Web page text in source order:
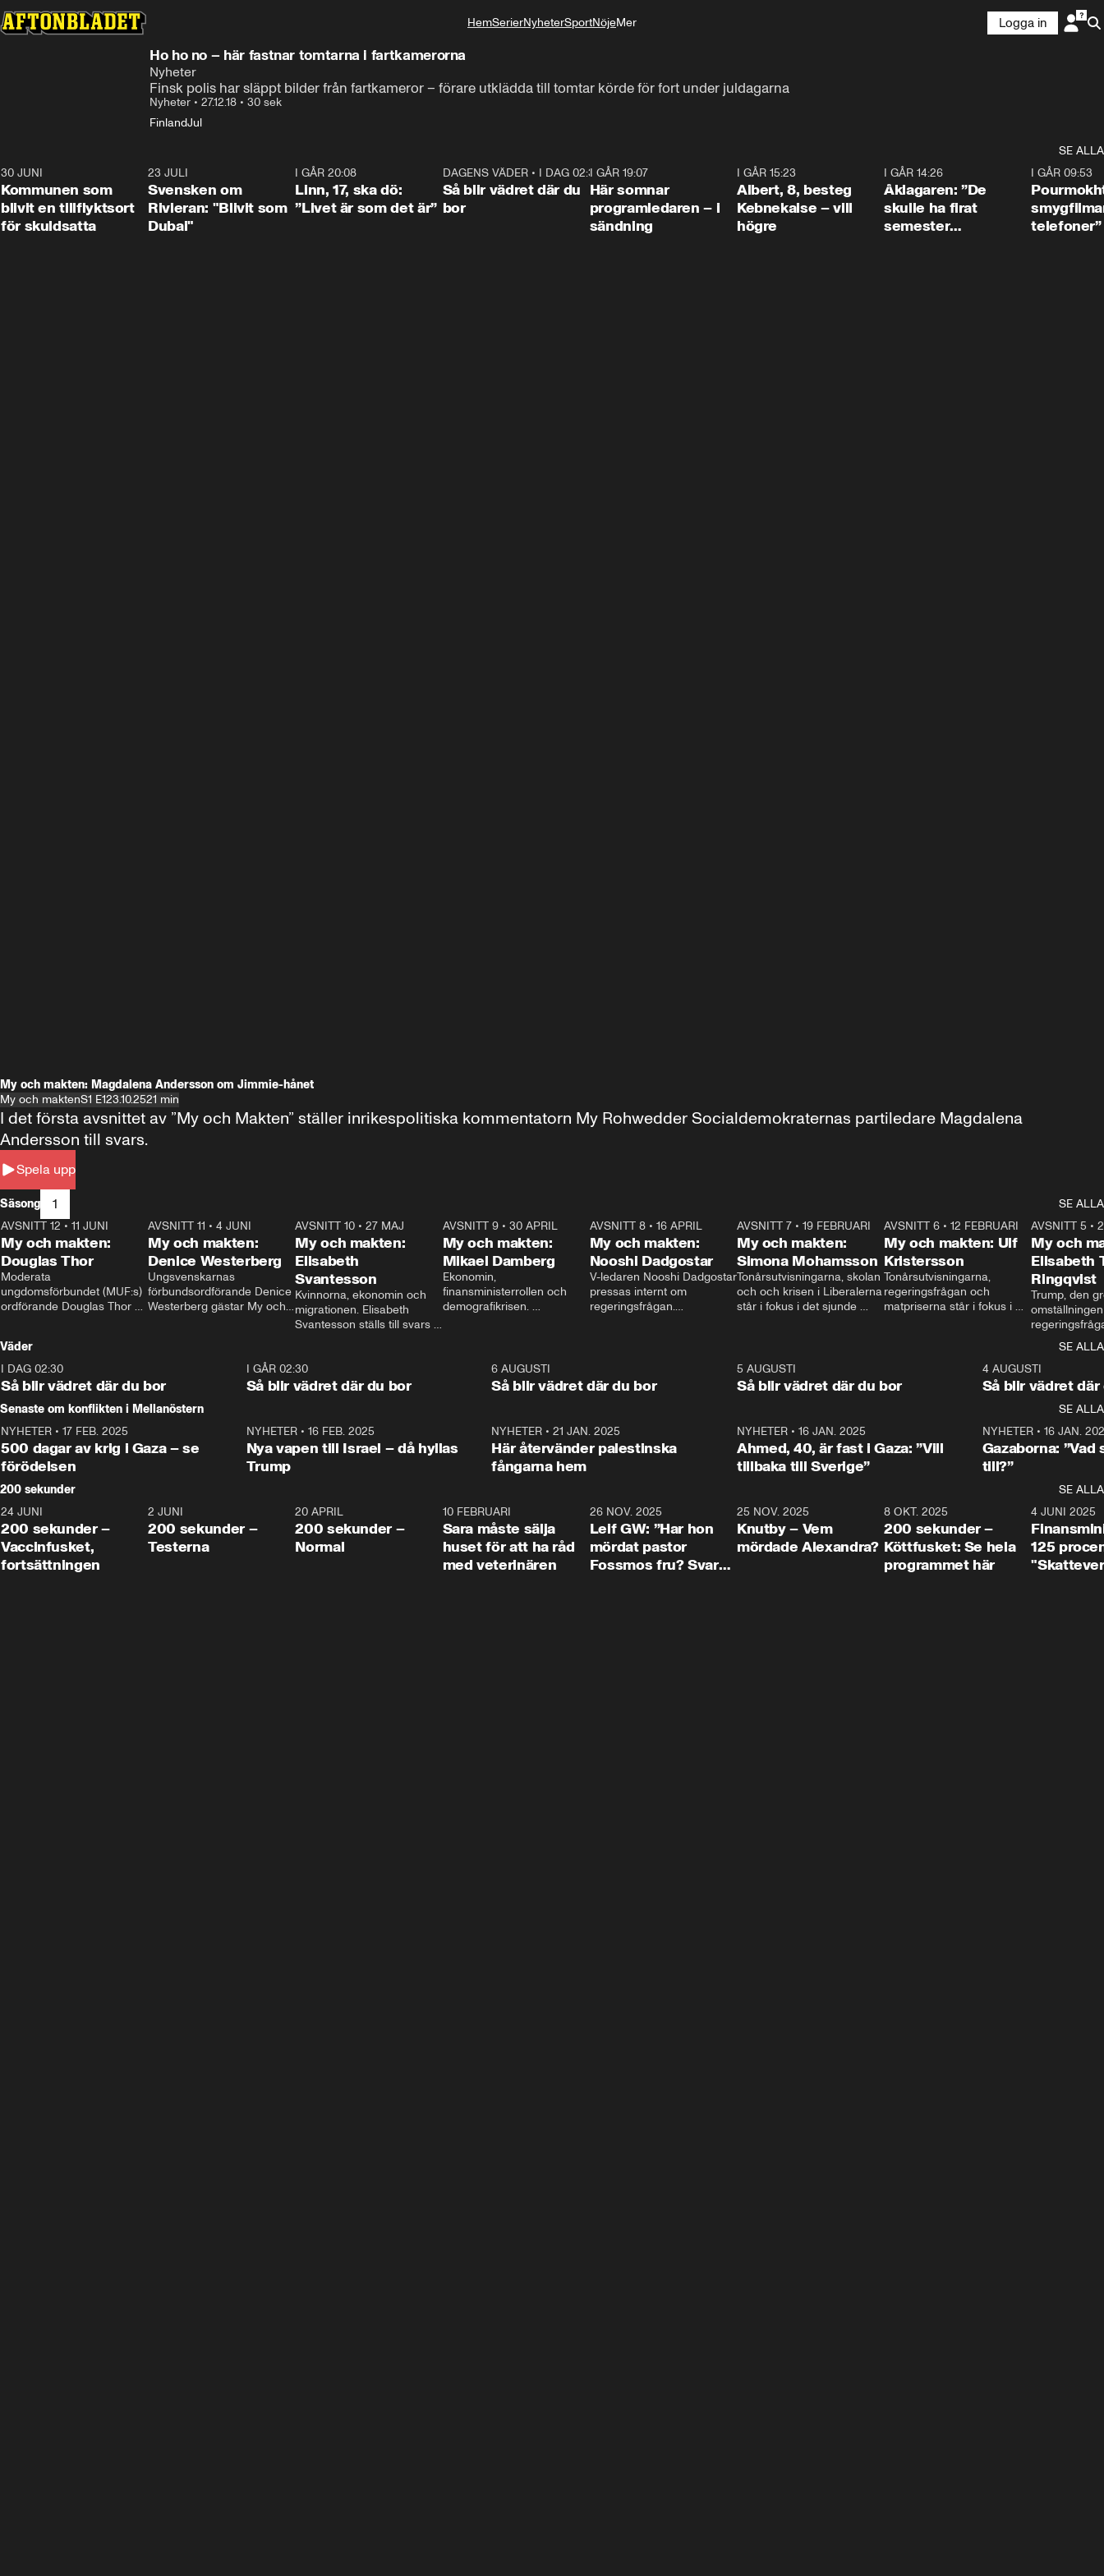
HemSerierNyheterSportNöjeMer
Logga in
Ho ho no – här fastnar tomtarna i fartkamerorna
Nyheter
Finsk polis har släppt bilder från fartkameror – förare utklädda till tomtar körde för fort under juldagarna
Nyheter • 27.12.18 • 30 sek
FinlandJul
SE ALLA
1:24
30 JUNI
Kommunen som
blivit en tillflyktsort
för skuldsatta
23 JULI
Svensken om
Rivieran: "Blivit som
Dubai"
I GÅR 20:08
Linn, 17, ska dö:
”Livet är som det är”
1:06
DAGENS VÄDER• I DAG 02:30
Så blir vädret där du
bor
I GÅR 19:07
Här somnar
programledaren – i
sändning
I GÅR 15:23
Albert, 8, besteg
Kebnekaise – vill
högre
I GÅR 14:26
Åklagaren: ”De
skulle ha firat
semester
I GÅR 09:53
telefoner”
My och makten: Magdalena Andersson om Jimmie-hånet
My och maktenS1 E123.10.2521 min
Spela upp
I det första avsnittet av ”My och Makten” ställer inrikespolitiska kommentatorn My Rohwedder Socialdemokraternas partiledare Magdalena
Andersson till svars.
Säsong 1
SE ALLA
26:27
AVSNITT 12 • 11 JUNI
My och makten:
Douglas Thor
Moderata
ungdomsförbundet (MUF:s)
ordförande Douglas Thor
tonårsutvisningarna och hur
Moderaterna ska locka
väljare till valet i höst.
23:40
AVSNITT 11 •4 JUNI
My och makten:
Denice Westerberg
Ungsvenskarnas
förbundsordförande Denice
Westerberg gästar My och
AVSNITT 10 •27 MAJ
My och makten:
Elisabeth
Svantesson
Kvinnorna, ekonomin och
migrationen. Elisabeth
Svantesson ställs till svars
AVSNITT 9• 30 APRIL
My och makten:
Mikael Damberg
Ekonomin,
finansministerrollen och
demografikrisen.
och Makten.
AVSNITT 8• 16 APRIL
My och makten:
Nooshi Dadgostar
V-ledaren Nooshi Dadgostar
pressas internt om
regeringsfrågan.
– Vi ställer upp i val. Ska vi
vara med så sitter vi förstås
24:30
AVSNITT 7• 19 FEBRUARI
My och makten:
Simona Mohamsson
Tonårsutvisningarna, skolan
och och krisen i Liberalerna
står i fokus i det sjunde
kommentator My
Rohwedder ställer
utbildnings- och
Mohamsson till svars.
27:30
AVSNITT 6 •12 FEBRUARI
My och makten: Ulf
Kristersson
Tonårsutvisningarna,
regeringsfrågan och
matpriserna står i fokus i
Rohwedder ställer
statsminister Ulf Kristersson
AVSNITT 5 •
My och
Elisabeth
Ringqvist
Trump, den
centrum i
avsnittet av
Makten”. Se
Aftonbladets
Rohwedder
Thand Ring
Väder
SE ALLA
I DAG 02:30
Så blir vädret där du bor
1:06
I GÅR 02:30
Så blir vädret där du bor
6 AUGUSTI
Så blir vädret där du bor
5 AUGUSTI
Så blir vädret där du bor
4 AUGUSTI
Så blir vädret där
Senaste om konflikten i Mellanöstern
SE ALLA
NYHETER • 17 FEB. 2025
500 dagar av krig i Gaza – se
förödelsen
NYHETER• 16 FEB. 2025
Nya vapen till Israel – då hyllas
Trump
NYHETER •21 JAN. 2025
Här återvänder palestinska
fångarna hem
NYHETER• 16 JAN. 2025
Ahmed, 40, är fast i Gaza: ”Vill
tillbaka till Sverige”
NYHETER• 16 JAN.
Gazaborna:
till?”
200 sekunder
SE ALLA
5:00
24 JUNI
200 sekunder –
Vaccinfusket,
fortsättningen
4:23
2 JUNI
200 sekunder –
Testerna
20 APRIL
200 sekunder –
Normal
10 FEBRUARI
Sara måste sälja
huset för att ha råd
med veterinären
26 NOV. 2025
Leif GW: ”Har hon
mördat pastor
Fossmos fru? Svar
31:05
25 NOV. 2025
Knutby – Vem
mördade Alexandra?
4:29
8 OKT. 2025
200 sekunder –
Köttfusket: Se hela
programmet här
4 JUNI 2025
125